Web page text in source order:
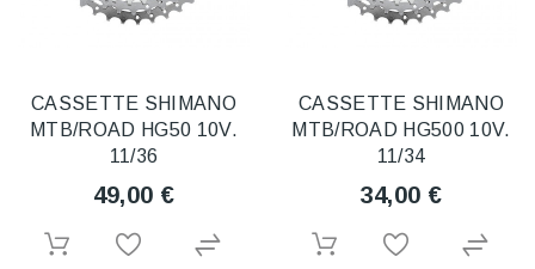
CASSETTE SHIMANO
MTB/ROAD HG50 10V.
11/36
49,00 €
CASSETTE SHIMANO
MTB/ROAD HG500 10V.
11/34
34,00 €